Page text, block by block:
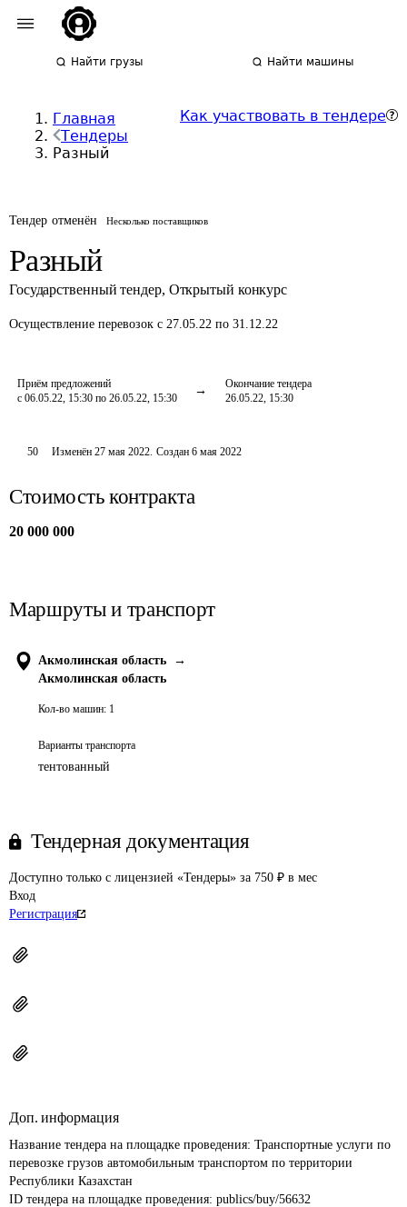
Найти грузы Найти машины
Главная
Тендеры
Разный
Как участвовать в тендере
Тендер отменён Несколько поставщиков
Разный
Государственный тендер, Открытый конкурс
Осуществление перевозок с 27.05.22 по 31.12.22
Приём предложений
с 06.05.22, 15:30 по 26.05.22, 15:30
Окончание тендера
26.05.22, 15:30
50 Изменён27 мая 2022. Создан 6 мая 2022
Стоимость контракта
20 000 000
Маршруты и транспорт
Акмолинская область
→
Акмолинская область
Кол-во машин: 1
Варианты транспорта
тентованный
Тендерная документация
Доступно только с лицензией «Тендеры» за 750 ₽ в мес
Вход
Регистрация
Доп. информация
Название тендера на площадке проведения: Транспортные услуги по
перевозке грузов автомобильным транспортом по территории
Республики Казахстан
ID тендера на площадке проведения: publics/buy/56632